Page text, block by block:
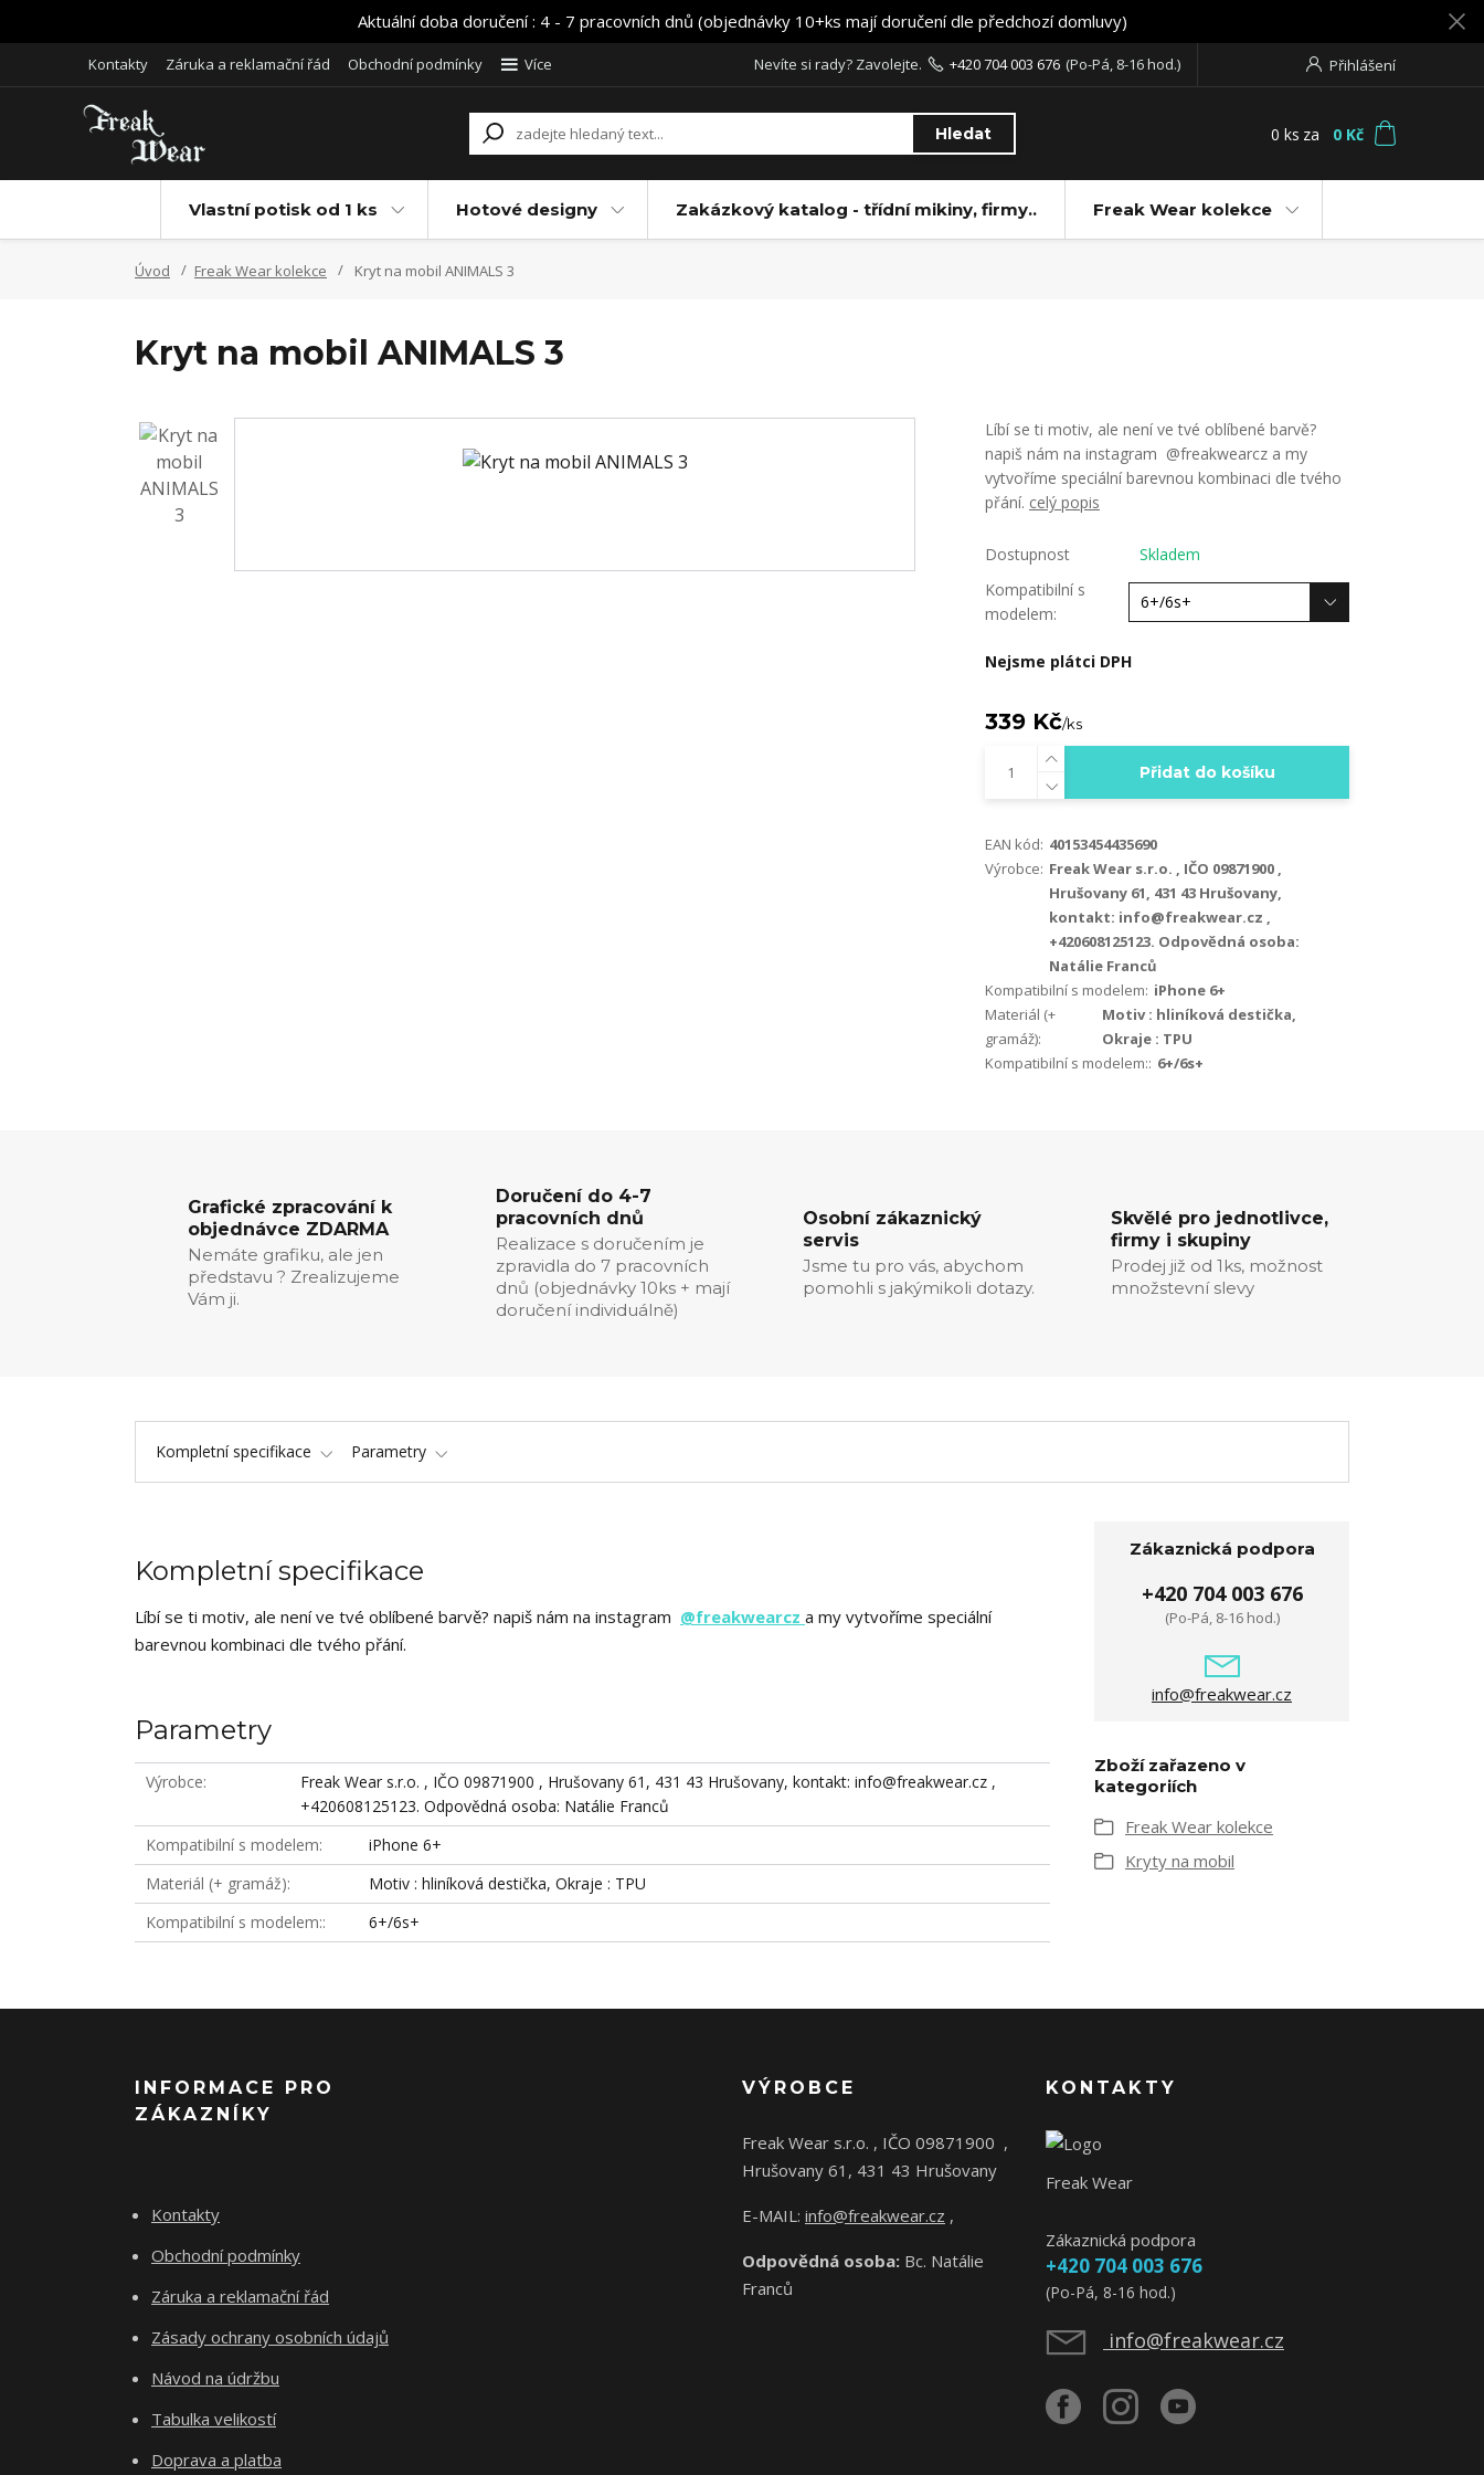
Aktuální doba doručení : 4 - 7 pracovních dnů (objednávky 10+ks mají doručení dle předchozí domluvy)
Kontakty Záruka a reklamační řád Obchodní podmínky Více Přihlášení
Hledat
Nevíte si rady? Zavolejte. +420 704 003 676 (Po-Pá, 8-16 hod.)
0 ks za 0 Kč
Vlastní potisk od 1 ks Hotové designy Zakázkový katalog - třídní mikiny, firmy.. Freak Wear kolekce
Úvod Freak Wear kolekce Kryt na mobil ANIMALS 3
Kryt na mobil ANIMALS 3
Líbí se ti motiv, ale není ve tvé oblíbené barvě?
napiš nám na instagram @freakwearcz a my
vytvoříme speciální barevnou kombinaci dle tvého
přání. celý popis
Dostupnost
Skladem
Kompatibilní s
modelem:
Nejsme plátci DPH
339 Kč/ks
Přidat do košíku
EAN kód: 40153454435690
Výrobce: Freak Wear s.r.o. , IČO 09871900 ,
Hrušovany 61, 431 43 Hrušovany,
kontakt: info@freakwear.cz ,
+420608125123. Odpovědná osoba:
Natálie Franců
Kompatibilní s modelem: iPhone 6+
Materiál (+
gramáž):
Motiv : hliníková destička,
Okraje : TPU
Kompatibilní s modelem:: 6+/6s+
Grafické zpracování k
objednávce ZDARMA
Nemáte grafiku, ale jen
představu ? Zrealizujeme
Vám ji.
Doručení do 4-7
pracovních dnů
Realizace s doručením je
zpravidla do 7 pracovních
dnů (objednávky 10ks + mají
doručení individuálně)
Osobní zákaznický
servis
Jsme tu pro vás, abychom
pomohli s jakýmikoli dotazy.
Skvělé pro jednotlivce,
firmy i skupiny
Prodej již od 1ks, možnost
množstevní slevy
Kompletní specifikace Parametry
Kompletní specifikace
Líbí se ti motiv, ale není ve tvé oblíbené barvě? napiš nám na instagram @freakwearcz a my vytvoříme speciální
barevnou kombinaci dle tvého přání.
Parametry
Výrobce
Freak Wear s.r.o. , IČO 09871900 , Hrušovany 61, 431 43 Hrušovany, kontakt: info@freakwear.cz ,
+420608125123. Odpovědná osoba: Natálie Franců
Kompatibilní s modelem
iPhone 6+
Materiál (+ gramáž)
Motiv : hliníková destička, Okraje : TPU
Kompatibilní s modelem:
6+/6s+
Zákaznická podpora
+420 704 003 676
(Po-Pá, 8-16 hod.)
info@freakwear.cz
Zboží zařazeno v
kategoriích
Freak Wear kolekce
Kryty na mobil
INFORMACE PRO
ZÁKAZNÍKY
Kontakty
Obchodní podmínky
Záruka a reklamační řád
Zásady ochrany osobních údajů
Návod na údržbu
Tabulka velikostí
Doprava a platba
VÝROBCE
Freak Wear s.r.o. , IČO 09871900 ,
Hrušovany 61, 431 43 Hrušovany
E-MAIL: info@freakwear.cz ,
Odpovědná osoba: Bc. Natálie
Franců
KONTAKTY
Freak Wear
Zákaznická podpora
+420 704 003 676
(Po-Pá, 8-16 hod.)
info@freakwear.cz